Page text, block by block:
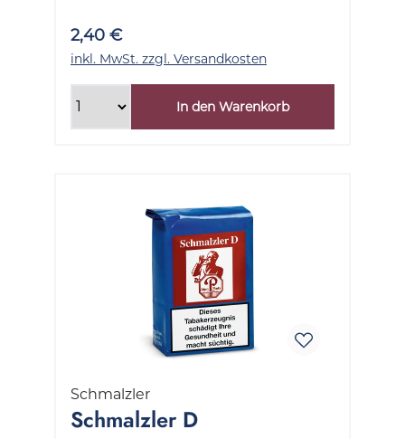
2,40 €
inkl. MwSt. zzgl. Versandkosten
In den Warenkorb
Schmalzler
Schmalzler D